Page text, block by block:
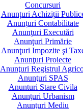
Concursuri
Anunțuri Achiziții
Anunţuri Contabilitate
Anunţuri Executări
Anunţuri Primărie
Anunţuri Impozite şi
Anunţuri Proiecte
Anunţuri Registrul
Anunţuri SPAS
Anunturi Stare Civila
Anunţuri Urbanism
Anunțuri Mediu